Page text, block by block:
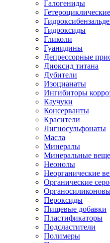
Галогениды
Гидроксиды
Гликоли
Гуанидины
Депрессорные
Диоксид титана
Дубители
Изоцианаты
Ингибиторы
Каучуки
Консерванты
Красители
Лигносульфонаты
Масла
Минералы
Минеральные
Неонолы
Неорганические
Органические
Пероксиды
Пищевые добавки
Пластификаторы
Подсластители
Полимеры